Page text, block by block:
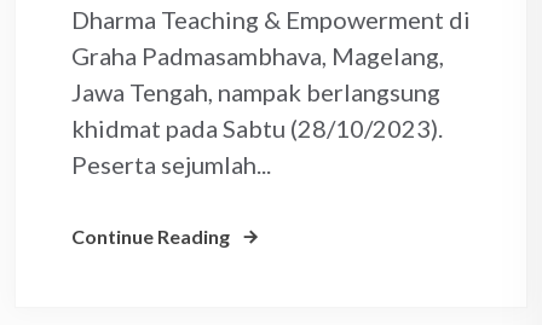
Dharma Teaching & Empowerment di
Graha Padmasambhava, Magelang,
Jawa Tengah, nampak berlangsung
khidmat pada Sabtu (28/10/2023).
Peserta sejumlah...
Continue Reading